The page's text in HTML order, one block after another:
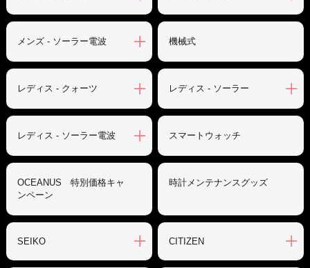
メンズ - ソーラー電波 機械式
レディス - クォーツ レディス - ソーラー
レディス - ソーラー電波 スマートウォッチ
OCEANUS 特別価格キャ
ンペーン
時計メンテナンスグッズ
SEIKO CITIZEN